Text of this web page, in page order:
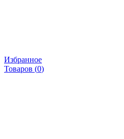
Избранное
Товаров (0)